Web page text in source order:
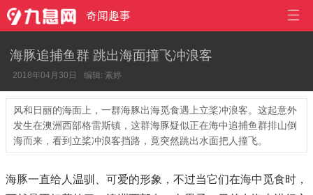

奇闻趣事
海豚追捕鱼群 跳出海面撞飞冲浪客
2018年04月30日 编辑: 素婷
风和日丽的海面上，一群海豚出海觅食遇上立桨冲浪客。这起意外
发生在澳洲西部格雷斯镇，这群海豚疑似正在海中追捕鱼群排山倒
海而来，看到立桨冲浪客挡路，竟突然跳出水面把人撞飞。
海豚一直给人温驯、可爱的形象，不过当它们在海中觅食时，